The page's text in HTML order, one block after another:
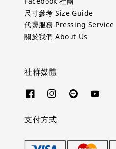
尺寸參考 Size Guide
代燙服務 Pressing Service
關於我們 About Us
社群媒體
支付方式